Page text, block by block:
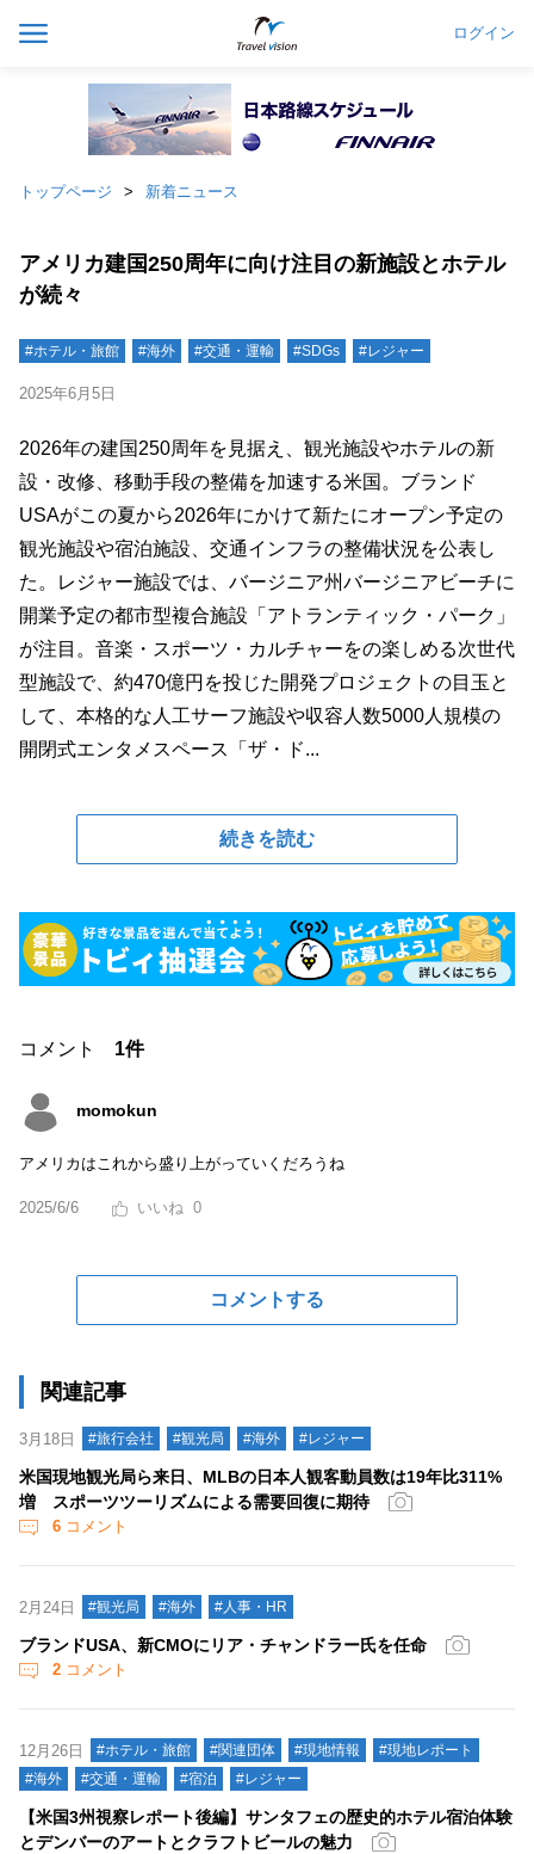
ログイン
トップページ 新着ニュース
アメリカ建国250周年に向け注目の新施設とホテル
が続々
#ホテル・旅館 #海外 #交通・運輸 #SDGs #レジャー
2025年6月5日
2026年の建国250周年を見据え、観光施設やホテルの新
設・改修、移動手段の整備を加速する米国。ブランド
USAがこの夏から2026年にかけて新たにオープン予定の
観光施設や宿泊施設、交通インフラの整備状況を公表し
た。レジャー施設では、バージニア州バージニアビーチに
開業予定の都市型複合施設「アトランティック・パーク」
が注目。音楽・スポーツ・カルチャーをの楽しめる次世代
型施設で、約470億円を投じた開発プロジェクトの目玉と
して、本格的な人工サーフ施設や収容人数5000人規模の
開閉式エンタメスペース「ザ・ド...
続きを読む
コメント 1件
momokun
アメリカはこれから盛り上がっていくだろうね
2025/6/6 0
コメントする
関連記事
3月18日 #旅行会社 #観光局 #海外 #レジャー
米国現地観光局ら来日、MLBの日本人観客動員数は19年比311%
増 スポーツツーリズムによる需要回復に期待
6 コメント
2月24日 #観光局 #海外 #人事・HR
ブランドUSA、新CMOにリア・チャンドラー氏を任命
2 コメント
12月26日 #ホテル・旅館 #関連団体 #現地情報
#現地レポート
#海外
#交通・運輸 #宿泊 #レジャー
【米国3州視察レポート後編】サンタフェの歴史的ホテル宿泊体験
とデンバーのアートとクラフトビールの魅力